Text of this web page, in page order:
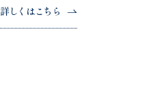
詳しくはこちら